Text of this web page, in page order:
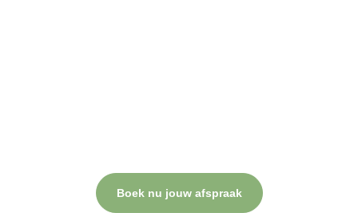
Boek nu jouw afspraak